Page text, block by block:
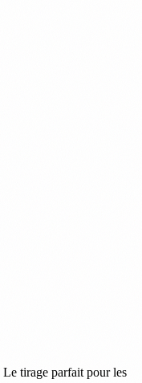
Le tirage parfait pour les